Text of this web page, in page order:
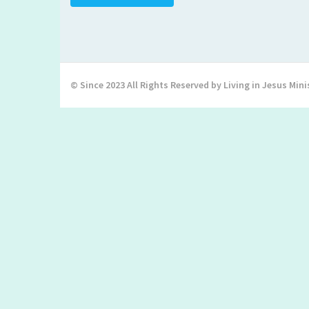
© Since 2023 All Rights Reserved by Living in Jesus